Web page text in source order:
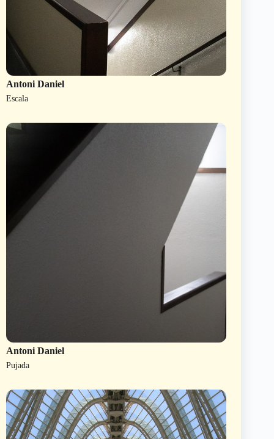
Antoni Daniel
Escala
Antoni Daniel
Pujada